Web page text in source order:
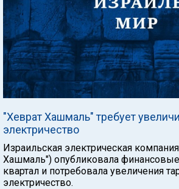
"Хеврат Хашмаль" требует
электричество
Израильская электрическая
Хашмаль") опубликовала финансовые
квартал и потребовала увеличения
электричество.